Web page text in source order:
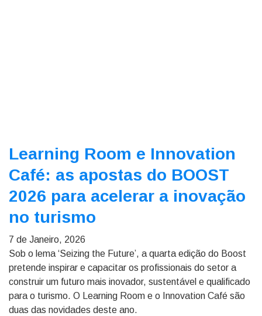
Learning Room e Innovation
Café: as apostas do BOOST
2026 para acelerar a inovação
no turismo
7 de Janeiro, 2026
Sob o lema ‘Seizing the Future’, a quarta edição do Boost
pretende inspirar e capacitar os profissionais do setor a
construir um futuro mais inovador, sustentável e qualificado
para o turismo. O Learning Room e o Innovation Café são
duas das novidades deste ano.